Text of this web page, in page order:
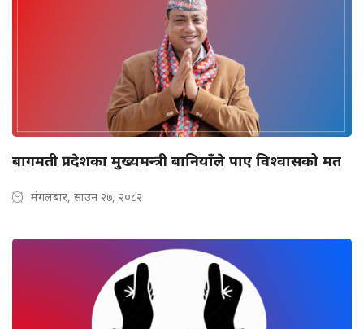
बागमती प्रदेशका मुख्यमन्त्री बानियाँले पाए विश्वासको मत
मंगलबार, साउन २७, २०८२